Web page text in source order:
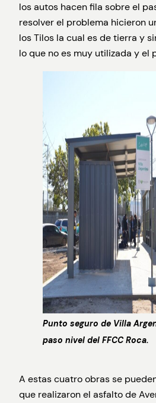
los autos hacen fila sobre el
resolver el problema hicieron
los Tilos la cual es de tierra y
lo que no es muy utilizada y el
Punto seguro de Villa
paso nivel del FFCC Roca.
A estas cuatro obras se
que realizaron el asfalto de